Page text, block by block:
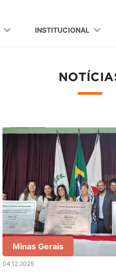
INSTITUCIONAL
Minas Gerais
04.12.2025